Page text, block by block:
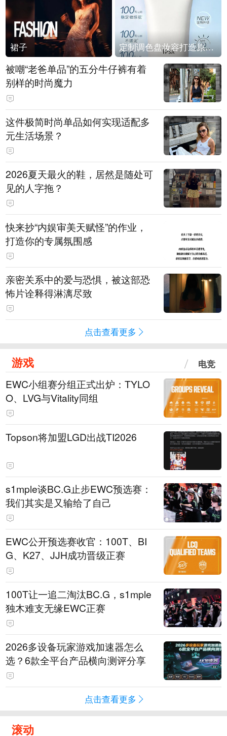
裙子 定制调色盘妆容打造原生之美
被嘲“老爸单品”的五分牛仔裤有着
别样的时尚魔力
这件极简时尚单品如何实现适配多
元生活场景？
2026夏天最火的鞋，居然是随处可
见的人字拖？
快来抄“内娱审美天赋怪”的作业，
打造你的专属氛围感
亲密关系中的爱与恐惧，被这部恐
怖片诠释得淋漓尽致
点击查看更多
游戏 电竞
EWC小组赛分组正式出炉：TYLO
O、LVG与Vitality同组
Topson将加盟LGD出战TI2026
s1mple谈BC.G止步EWC预选赛：
我们其实是又输给了自己
EWC公开预选赛收官：100T、BI
G、K27、JJH成功晋级正赛
100T让一追二淘汰BC.G，s1mple
独木难支无缘EWC正赛
2026多设备玩家游戏加速器怎么
选？6款全平台产品横向测评分享
点击查看更多
滚动